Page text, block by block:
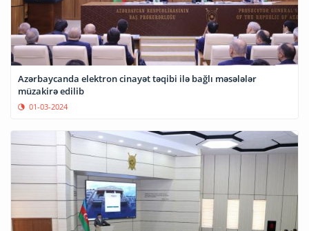
Azərbaycanda elektron cinayət təqibi ilə bağlı məsələlər
müzakirə edilib
01-03-2024